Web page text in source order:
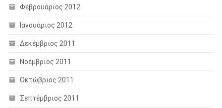
Φεβρουάριος 2012
Ιανουάριος 2012
Δεκέμβριος 2011
Νοέμβριος 2011
Οκτώβριος 2011
Σεπτέμβριος 2011